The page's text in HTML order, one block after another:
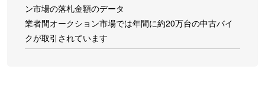
ン市場の落札金額のデータ
業者間オークション市場では年間に約20万台の中古バイ
クが取引されています